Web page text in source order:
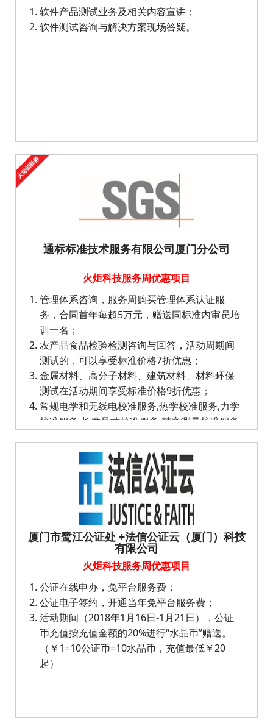
软件产品测试业务及相关内容宣讲；
软件测试咨询与解决方案现场答疑。
通标标准技术服务有限公司厦门分公司
火炬科技服务周优惠项目
管理体系咨询，服务周购买管理体系认证服
务，合同首年每超5万元，赠送同标准内审员培
训一名；
农产品食品检验检测咨询与回答，活动周期间
测试的，可以享受标准价格7折优惠；
金属材料、高分子材料、建筑材料、材料环保
测试在活动期间享受标准价格9折优惠；
常规电学和无线电校准服务,热学校准服务,力学
校准服务,长度尺寸校准服务,精密测量校准服务,
享受标准价格9折优惠；
购买线上检验服务，企业可享受每30天服务，
赠送产品检验流程培训一次。
厦门市鹭江公证处 +法信公证云（厦门）科技
有限公司
火炬科技服务周优惠项目
公证在线申办， 免平台服务费；
公证电子签约， 开通当年免平台服务费；
活动期间（2018年1月16日-1月21日），公证
币充值按充值金额的20%进行“水晶币”赠送。
（￥1=10公证币=10水晶币，充值最低￥20
起）